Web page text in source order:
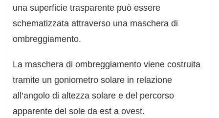
una superficie trasparente può essere
schematizzata attraverso una maschera di
ombreggiamento.
La maschera di ombreggiamento viene costruita
tramite un goniometro solare in relazione
all’angolo di altezza solare e del percorso
apparente del sole da est a ovest.